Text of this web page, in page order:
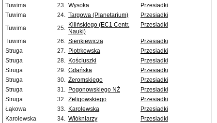
Tuwima 23. Wysoka
Przesiadki
Tuwima
24. Targowa (Planetarium)
Przesiadki
Tuwima
25. Kilińskiego (EC1 Centr.
Nauki)
Przesiadki
Tuwima 26. Sienkiewicza
Przesiadki
Struga
27. Piotrkowska
Przesiadki
Struga
28. Kościuszki
Przesiadki
Struga
29. Gdańska
Przesiadki
Struga
30. Żeromskiego
Przesiadki
Struga
31. Pogonowskiego NŻ
Przesiadki
Struga
32. Żeligowskiego
Przesiadki
Łąkowa
33. Karolewska
Przesiadki
Karolewska
34. Włókniarzy
Przesiadki